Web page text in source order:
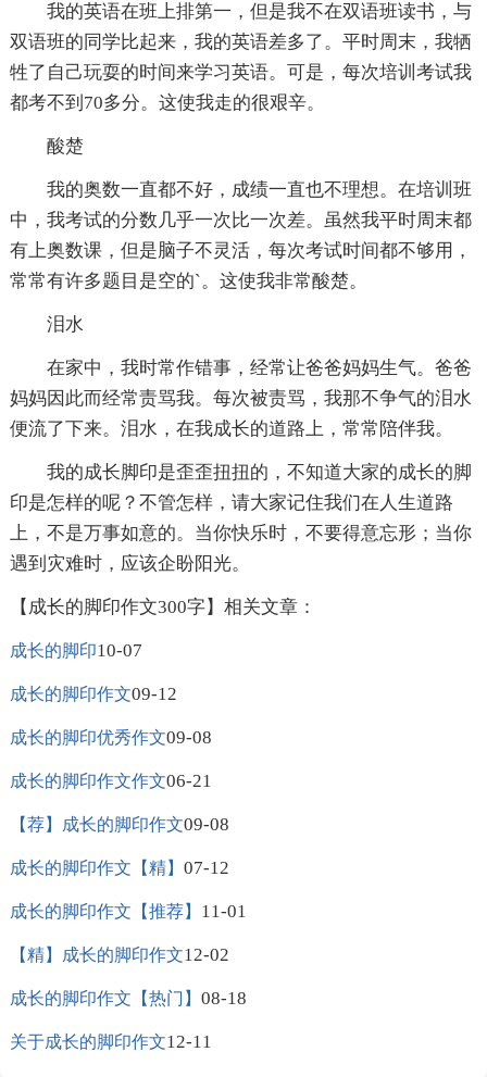
我的英语在班上排第一，但是我不在双语班读书，与
双语班的同学比起来，我的英语差多了。平时周末，我牺
牲了自己玩耍的时间来学习英语。可是，每次培训考试我
都考不到70多分。这使我走的很艰辛。
酸楚
我的奥数一直都不好，成绩一直也不理想。在培训班
中，我考试的分数几乎一次比一次差。虽然我平时周末都
有上奥数课，但是脑子不灵活，每次考试时间都不够用，
常常有许多题目是空的`。这使我非常酸楚。
泪水
在家中，我时常作错事，经常让爸爸妈妈生气。爸爸
妈妈因此而经常责骂我。每次被责骂，我那不争气的泪水
便流了下来。泪水，在我成长的道路上，常常陪伴我。
我的成长脚印是歪歪扭扭的，不知道大家的成长的脚
印是怎样的呢？不管怎样，请大家记住我们在人生道路
上，不是万事如意的。当你快乐时，不要得意忘形；当你
遇到灾难时，应该企盼阳光。
【成长的脚印作文300字】相关文章：
成长的脚印10-07
成长的脚印作文09-12
成长的脚印优秀作文09-08
成长的脚印作文作文06-21
【荐】成长的脚印作文09-08
成长的脚印作文【精】 07-12
成长的脚印作文【推荐】 11-01
【精】成长的脚印作文12-02
成长的脚印作文【热门】 08-18
关于成长的脚印作文12-11